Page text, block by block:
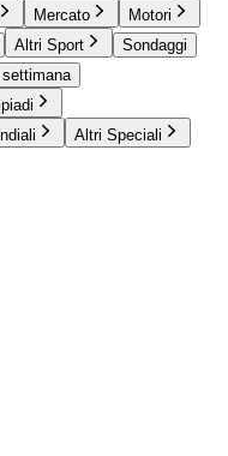
Mercato
Motori
Altri Sport
Sondaggi
Altri Speciali